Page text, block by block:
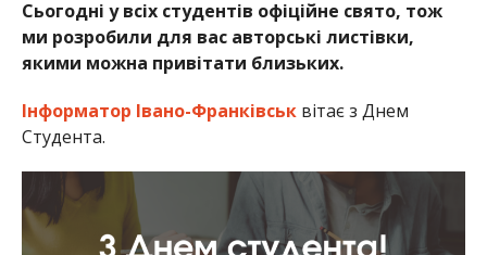
Сьогодні у всіх студентів офіційне свято, тож
ми розробили для вас авторські листівки,
якими можна привітати близьких.
Інформатор Івано-Франківськвітає з Днем
Студента.